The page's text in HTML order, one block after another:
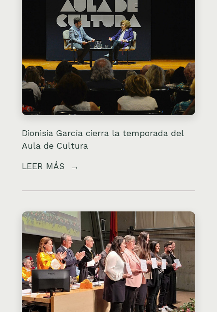
Dionisia García cierra la temporada del
Aula de Cultura
LEER MÁS